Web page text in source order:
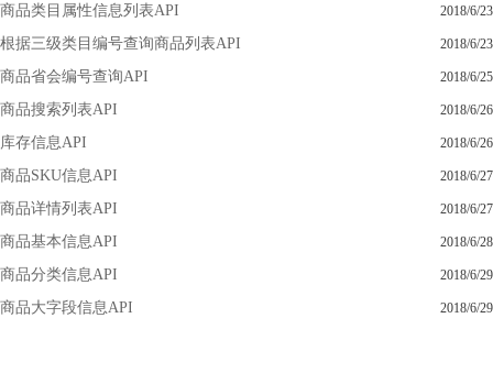
商品类目属性信息列表API 2018/6/23
根据三级类目编号查询商品列表API 2018/6/23
商品省会编号查询API 2018/6/25
商品搜索列表API 2018/6/26
库存信息API 2018/6/26
商品SKU信息API 2018/6/27
商品详情列表API 2018/6/27
商品基本信息API 2018/6/28
商品分类信息API 2018/6/29
商品大字段信息API 2018/6/29